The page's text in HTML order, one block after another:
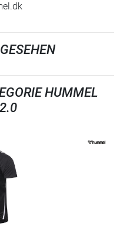
HUMMEL